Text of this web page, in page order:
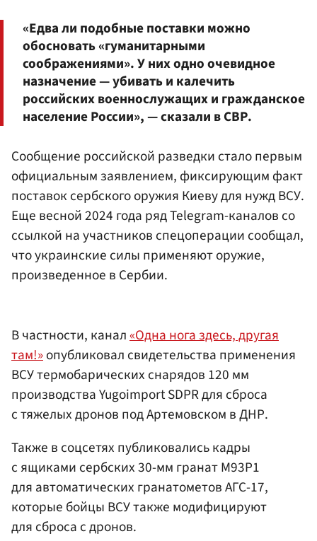
«Едва ли подобные поставки можно
обосновать «гумани­тарными
соображениями». У них одно очевидное
назначение — убивать и калечить
российских военнослужащих и гражданское
население России», — сказали в СВР.
Сообщение российской разведки стало первым
официальным заявлением, фиксирующим факт
поставок сербского оружия Киеву для нужд ВСУ.
Еще весной 2024 года ряд Telegram-каналов со
ссылкой на участников спецоперации сообщал,
что украинские силы применяют оружие,
произведенное в Сербии.
В частности, канал«Одна нога здесь, другая
там!»опубликовал свидетельства применения
ВСУ термобарических снарядов 120 мм
производства Yugoimport SDPR для сброса
с тяжелых дронов под Артемовском в ДНР.
Также в соцсетях публиковались кадры
с ящиками сербских 30-мм гранат M93P1
для автоматических гранатометов АГС-17,
которые бойцы ВСУ также модифицируют
для сброса с дронов.